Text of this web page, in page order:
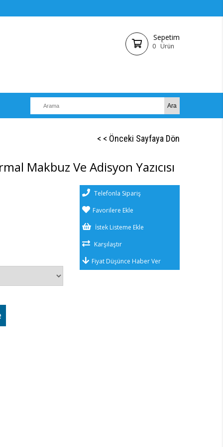
Sepetim
0 Ürün
< < Önceki Sayfaya Dön
Makbuz Ve Adisyon Yazıcısı
Telefonla Sipariş
Favorilere Ekle
İstek Listeme Ekle
Karşılaştır
Fiyat Düşünce Haber Ver